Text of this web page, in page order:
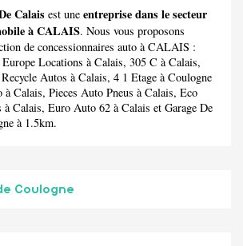
Calais est une entreprise dans le secteur
à CALAIS. Nous vous proposons
de concessionnaires auto à CALAIS :
Locations à Calais, 305 C à Calais,
Recycle Autos à Calais, 4 1 Etage à Coulogne
à Calais, Pieces Auto Pneus à Calais, Eco
à Calais, Euro Auto 62 à Calais et Garage De
à 1.5km.
Coulogne